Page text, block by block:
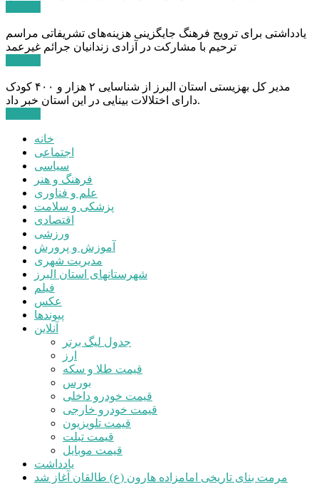
یادداشتی برای ترویج فرهنگ جایگزینی هزینه‌های تشریفاتی مراسم
ترحیم با مشارکت در آزادی زندانیان جرائم غیرعمد
مدیر کل بهزیستی استان البرز از شناسایی ۲ هزار و ۴۰۰ کودک
دارای اختلالات بینایی در این استان خبر داد.
خانه
اجتماعی
سیاسی
فرهنگ و هنر
علم و فناوری
پزشکی و سلامت
اقتصادی
ورزشی
آموزش و پرورش
مدیریت شهری
شهرستانهای استان البرز
فیلم
عکس
پیوندها
آنلاین
جدول لیگ برتر
ارز
قیمت طلا و سکه
بورس
قیمت خودرو داخلی
قیمت خودرو خارجی
قیمت تلویزیون
قیمت تبلت
قیمت موبایل
یادداشت
مرمت بنای تاریخی امامزاده هارون (ع) طالقان آغاز شد